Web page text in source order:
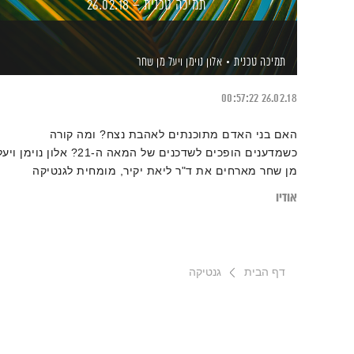
תמיכה טכנית – 26.02.18
תמיכה טכנית אלון נוימן ויעל מן שחר
26.02.18
00:57:22
האם בני האדם מתוכנתים לאהבת נצח? ומה קורה
כשמדענים הופכים לשדכנים של המאה ה-21? אלון נוימן
מן שחר מארחים את ד"ר ליאת יקיר, מומחית לגנטיקה
אודיו
דף הבית גנטיקה